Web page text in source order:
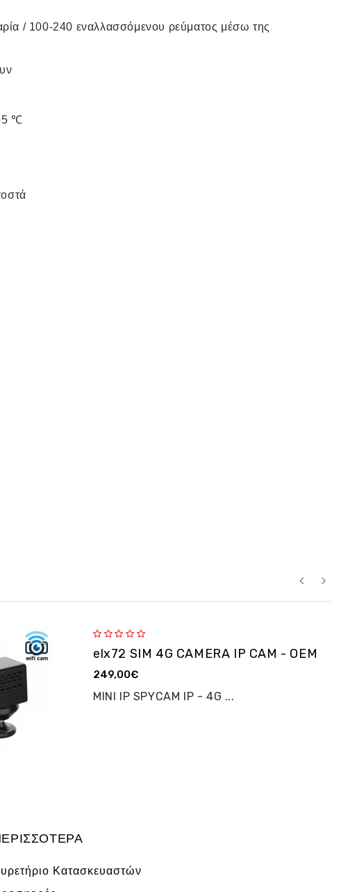
/ 100-240 εναλλασσόμενου ρεύματος μέσω της
℃
elx72 SIM 4G CAMERA IP CAM - OEM
249,00€
MINI IP SPYCAM IP - 4G ...
Κατασκευαστών